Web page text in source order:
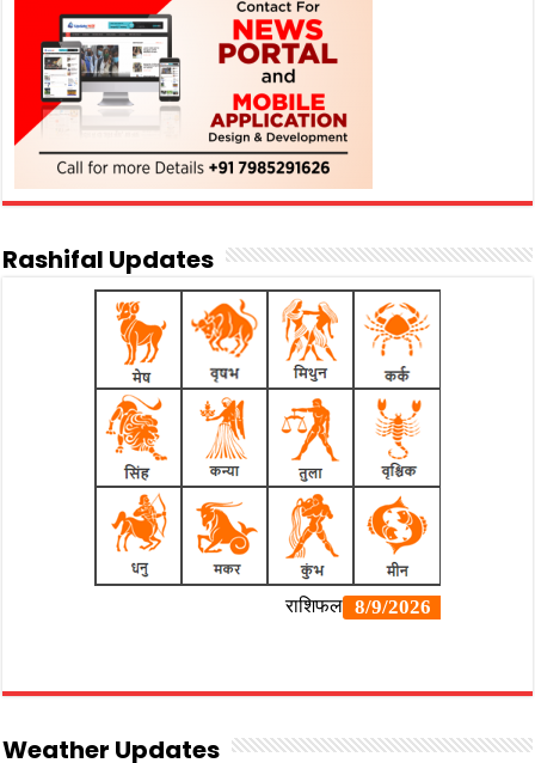
Rashifal Updates
Weather Updates